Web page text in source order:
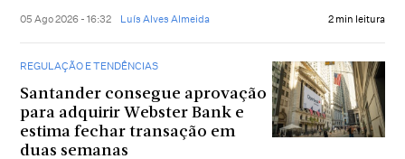
05 Ago 2026 - 16:32 Luís Alves Almeida 2 min leitura
REGULAÇÃO E TENDÊNCIAS
Santander consegue aprovação
para adquirir Webster Bank e
estima fechar transação em
duas semanas